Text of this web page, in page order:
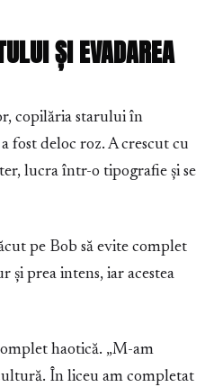
ȘI EVADAREA
copilăria starului în
fost deloc roz. A crescut cu
lucra într-o tipografie și se
pe Bob să evite complet
și prea intens, iar acestea
haotică. „M-am
În liceu am completat